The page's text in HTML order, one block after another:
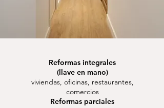
Reformas integrales
(llave en mano)
viviendas, oficinas, restaurantes,
comercios
Reformas parciales